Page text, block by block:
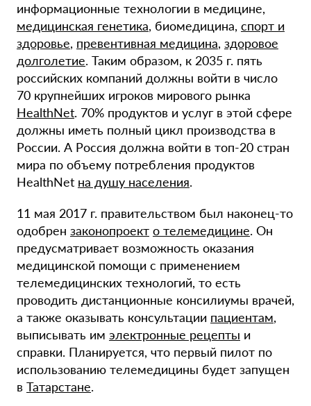
информационные технологии в медицине,
медицинская генетика, биомедицина, спорт и
здоровье, превентивная медицина, здоровое
долголетие. Таким образом, к 2035 г. пять
российских компаний должны войти в число
70 крупнейших игроков мирового рынка
HealthNet. 70% продуктов и услуг в этой сфере
должны иметь полный цикл производства в
России. А Россия должна войти в топ-20 стран
мира по объему потребления продуктов
HealthNet на душу населения.
11 мая 2017 г. правительством был наконец-то
одобрен законопроект о телемедицине. Он
предусматривает возможность оказания
медицинской помощи с применением
телемедицинских технологий, то есть
проводить дистанционные консилиумы врачей,
а также оказывать консультации пациентам,
выписывать им электронные рецепты и
справки. Планируется, что первый пилот по
использованию телемедицины будет запущен
в Татарстане.